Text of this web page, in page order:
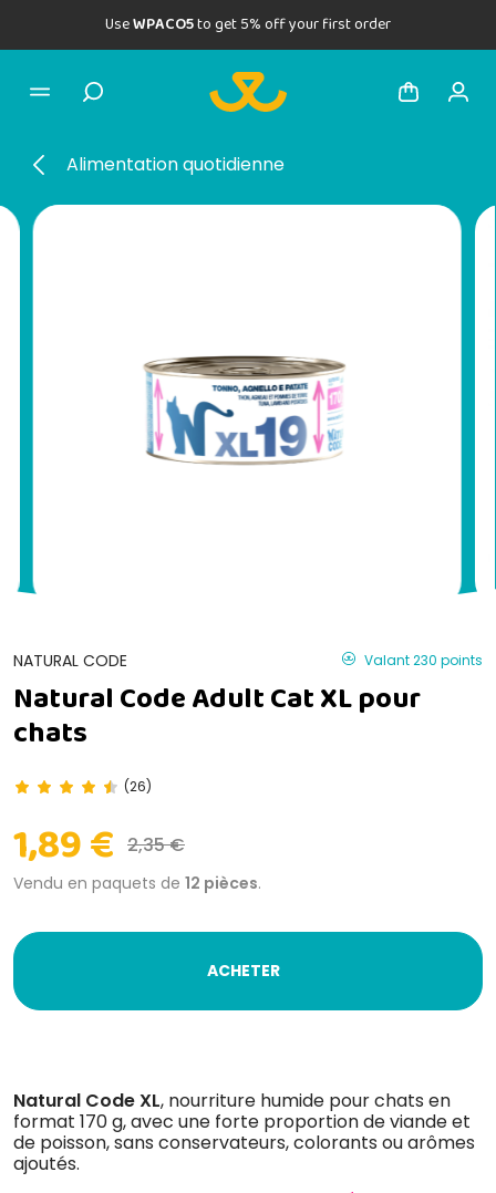
UseWPACO5to get 5% off your first order
Alimentation quotidienne
NATURAL CODE Valant 230 points
Natural Code Adult Cat XL pour
chats
(26)
1,89 € 2,35 €
Vendu en paquets de 12 pièces.
ACHETER
Natural CodeXL, nourriture humide pour chats en
format 170 g, avec une forte proportion de viande et
de poisson, sans conservateurs, colorants ou arômes
ajoutés.